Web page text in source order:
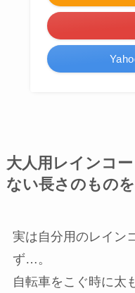
大人用レインコ
ない長さのもの
実は自分用のレイン
ず…。
自転車をこぐ時に太